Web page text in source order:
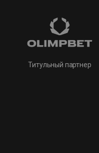
Титульный партнер